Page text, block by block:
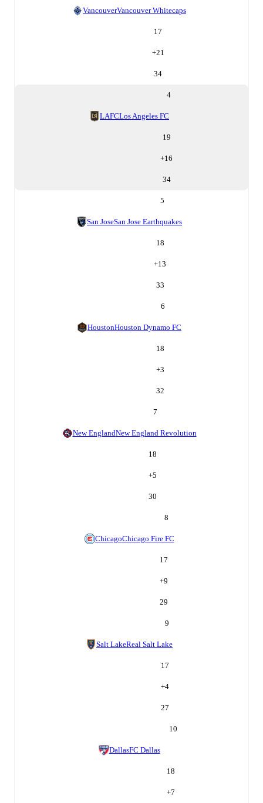
VancouverVancouver Whitecaps
17
+21
34
4
LAFCLos Angeles FC
19
+16
34
5
San JoseSan Jose Earthquakes
18
+13
33
6
HoustonHouston Dynamo FC
18
+3
32
7
New EnglandNew England Revolution
18
+5
30
8
ChicagoChicago Fire FC
17
+9
29
9
Salt LakeReal Salt Lake
17
+4
27
10
DallasFC Dallas
18
+7